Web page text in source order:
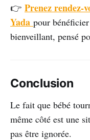
👉 Prenez rendez-
Yada pour
bienveillant, pensé
Conclusion
Le fait que bébé
même côté est une
pas être ignorée.